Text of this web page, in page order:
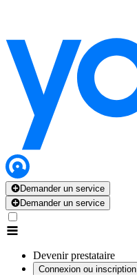
Demander un service
Demander un service
Devenir prestataire
Connexion ou inscription